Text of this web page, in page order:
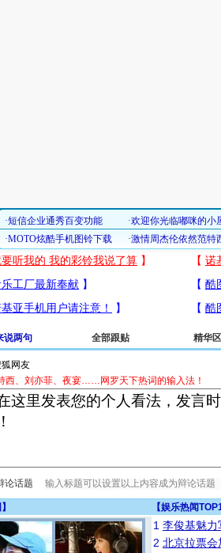
说两句 全部跟贴 精华区
西、刘亦菲、夜宴……网罗天下热词的输入法！
论话题
】 【娱乐热闻
1 李俊基魅力
2 北京拉票